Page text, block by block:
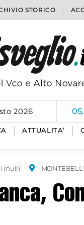
STORICO
2026
ATTUALITA’
(null)